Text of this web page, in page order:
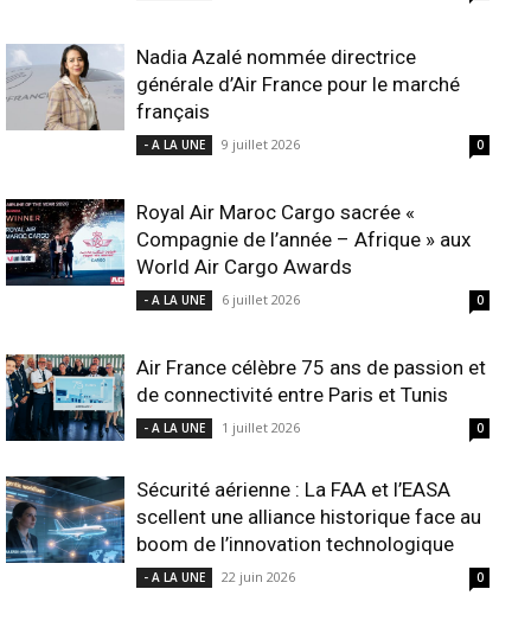
Nadia Azalé nommée directrice
générale d’Air France pour le marché
français
- A LA UNE 9 juillet 2026 0
Royal Air Maroc Cargo sacrée «
Compagnie de l’année – Afrique » aux
World Air Cargo Awards
- A LA UNE 6 juillet 2026 0
Air France célèbre 75 ans de passion et
de connectivité entre Paris et Tunis
- A LA UNE 1 juillet 2026 0
Sécurité aérienne : La FAA et l’EASA
scellent une alliance historique face au
boom de l’innovation technologique
- A LA UNE 22 juin 2026 0